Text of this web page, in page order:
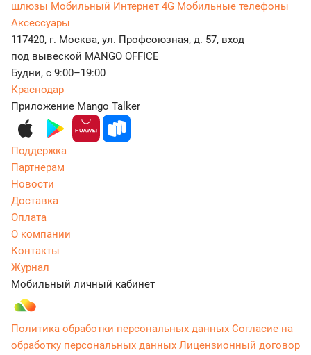
шлюзы Мобильный Интернет 4G Мобильные телефоны
Аксессуары
117420, г. Москва, ул. Профсоюзная, д. 57, вход
под вывеской MANGO OFFICE
Будни, с 9:00–19:00
Краснодар
Приложение Mango Talker
Поддержка
Партнерам
Новости
Доставка
Оплата
О компании
Контакты
Журнал
Мобильный личный кабинет
Политика обработки персональных данных Согласие на
обработку персональных данных Лицензионный договор